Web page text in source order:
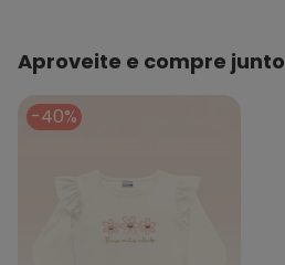
Aproveite e compre junto
-40%